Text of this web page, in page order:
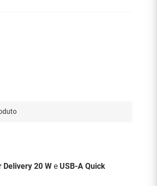
Delivery 20 W e USB-A Quick